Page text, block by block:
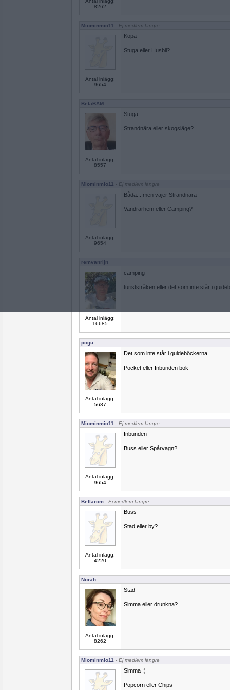
8262
Miominmio11 - Ej medlem längre
Antal inlägg:
9654
Köpa
Stuga eller Husbil?
BetaBAM
Antal inlägg:
8557
Stuga
Strandnära eller skogsläge?
Miominmio11 - Ej medlem längre
Antal inlägg:
9654
Båda... men väjer Strandnära
Vandrarhem eller Camping?
remvanrijn
Antal inlägg:
16685
camping
turiststråken eller det som inte står i
pogu
Antal inlägg:
5687
Det som inte står i guideböckerna
Pocket eller Inbunden bok
Miominmio11 - Ej medlem längre
Antal inlägg:
9654
Inbunden
Buss eller Spårvagn?
Bellarom - Ej medlem längre
Antal inlägg:
4220
Buss
Stad eller by?
Norah
Antal inlägg:
8262
Stad
Simma eller drunkna?
Miominmio11 - Ej medlem längre
Simma :)
Popcorn eller Chips